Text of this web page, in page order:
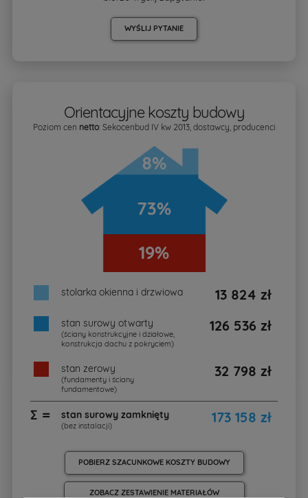
WYŚLIJ PYTANIE
Orientacyjne koszty budowy
Poziom cen netto: Sekocenbud IV kw 2013, dostawcy, producenci
8%
73%
19%
stolarka okienna i drzwiowa 13 824 zł
stan surowy otwarty
(ściany konstrukcyjne i działowe,
konstrukcja dachu z pokryciem)
126 536 zł
stan zerowy
(fundamenty i ściany
fundamentowe)
32 798 zł
∑ = stan surowy zamknięty
(bez instalacji) 173 158 zł
POBIERZ SZACUNKOWE KOSZTY BUDOWY
ZOBACZ ZESTAWIENIE MATERIAŁÓW